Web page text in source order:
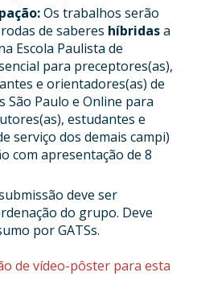
Os trabalhos serão
rodas de saberes híbridasa
Escola Paulista de
para preceptores(as),
e orientadores(as) de
São Paulo e Online para
estudantes e
serviço dos demais campi)
com apresentação de 8
deve ser
do grupo. Deve
por GATSs.
de vídeo-pôster para esta